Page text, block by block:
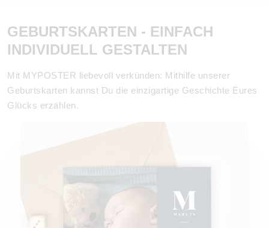
GEBURTSKARTEN - EINFACH
INDIVIDUELL GESTALTEN
Mit MYPOSTER liebevoll verkünden: Mithilfe unserer
Geburtskarten kannst Du die einzigartige Geschichte Eures
Glücks erzählen.